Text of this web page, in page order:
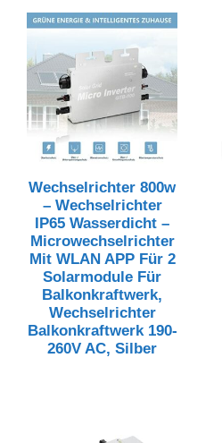
Wechselrichter 800w
– Wechselrichter
IP65 Wasserdicht –
Microwechselrichter
Mit WLAN APP Für 2
Solarmodule Für
Balkonkraftwerk,
Wechselrichter
Balkonkraftwerk 190-
260V AC, Silber